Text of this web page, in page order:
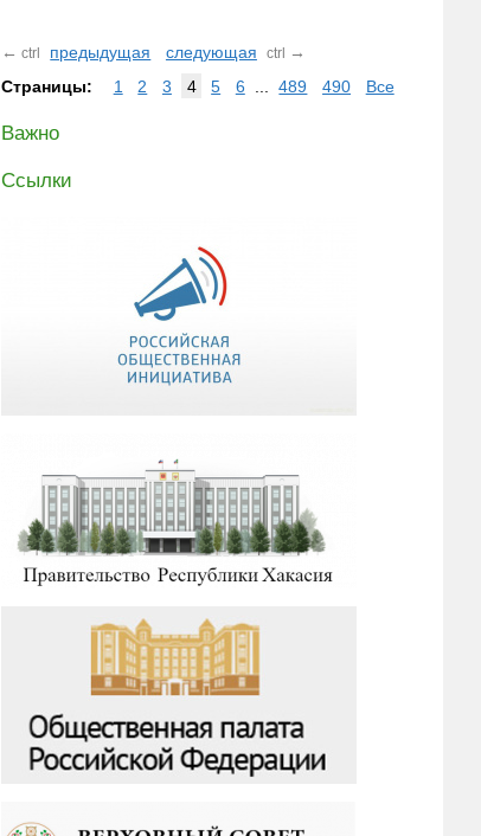
← ctrl предыдущая следующая ctrl →
Страницы:
1 2 3 4 5 6 489 490 Все
Важно
Ссылки